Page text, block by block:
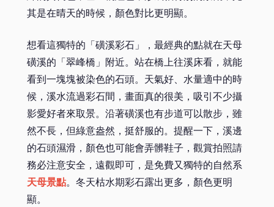
其是在晴天的時候，顏色對比更明顯。
想看這獨特的「磺溪彩石」，最經典的點就在天母
磺溪的「翠峰橋」附近。站在橋上往溪床看，就能
看到一塊塊被染色的石頭。天氣好、水量適中的時
候，溪水流過彩石間，畫面真的很美，吸引不少攝
影愛好者來取景。沿著磺溪也有步道可以散步，雖
然不長，但綠意盎然，挺舒服的。提醒一下，溪邊
的石頭濕滑，顏色也可能會弄髒鞋子，觀賞拍照請
務必注意安全，遠觀即可，是免費又獨特的自然系
天母景點。冬天枯水期彩石露出更多，顏色更明
顯。